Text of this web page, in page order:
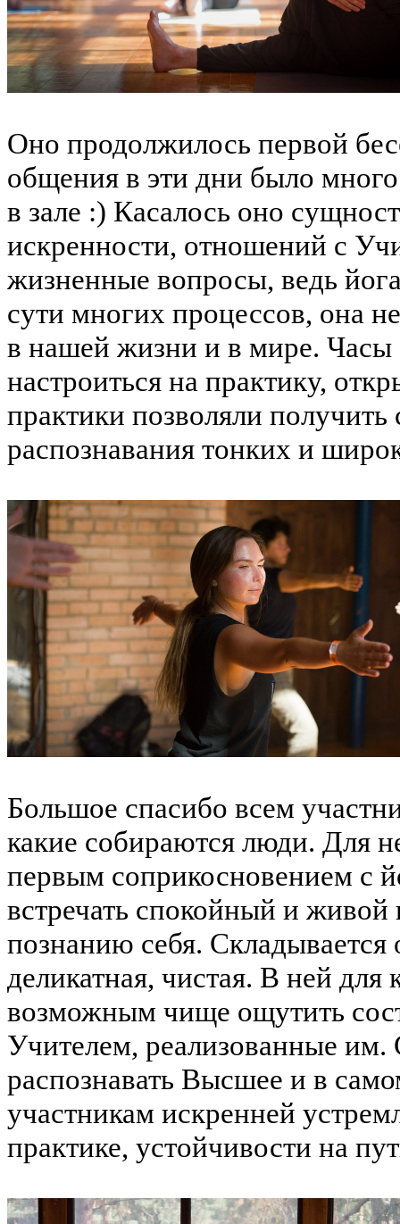
Оно продолжилось первой
общения в эти дни было
в зале :) Касалось оно
искренности, отношений с
жизненные вопросы, ведь
сути многих процессов, она
в нашей жизни и в мире.
настроиться на практику,
практики позволяли
распознавания тонких и
Большое спасибо всем
какие собираются люди. Для
первым соприкосновением с
встречать спокойный и живой
познанию себя.
деликатная, чистая. В ней для
возможным чище ощутить
Учителем, реализованные
распознавать Высшее и в
участникам искренней
практике, устойчивости на